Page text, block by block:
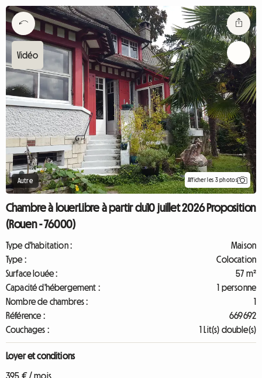
Autre Afficher les 3 photos
Chambre à louerLibre à partir du10 juillet 2026 Proposition
(Rouen - 76000)
Type d'habitation :
Maison
Type :
Colocation
Surface louée :
57 m²
Capacité d'hébergement :
1 personne
Nombre de chambres :
1
Référence :
669692
Couchages :
1 Lit(s) double(s)
Loyer et conditions
395 € / mois